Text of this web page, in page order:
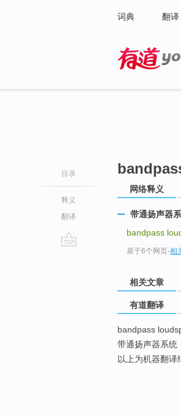
词典 翻译
目录
释义
翻译
网络释义
带通扬声器
bandpass
基于6个网页-相
相关文章
有道翻译
bandpass
带通扬声器系统
以上为机器翻译